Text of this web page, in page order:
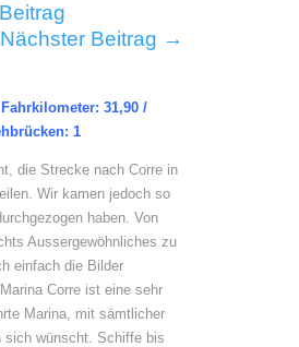
Nächster Beitrag →
31,90 /
1
die Strecke nach Corre in
Wir kamen jedoch so
haben. Von
Aussergewöhnliches zu
einfach die Bilder
Corre ist eine sehr
Marina, mit sämtlicher
sich wünscht. Schiffe bis